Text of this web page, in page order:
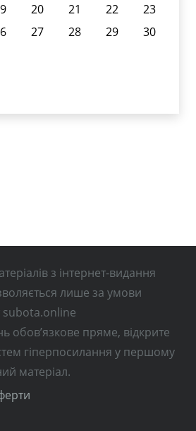
20 21 22
23
27 28 29
30
з інтернет-видання
лише за умови
subota.online
обов’язкове пряме, відкрите
гіперпосилання у першому
матеріал.